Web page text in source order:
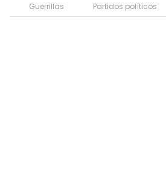
Guerrillas
Partidos políticos